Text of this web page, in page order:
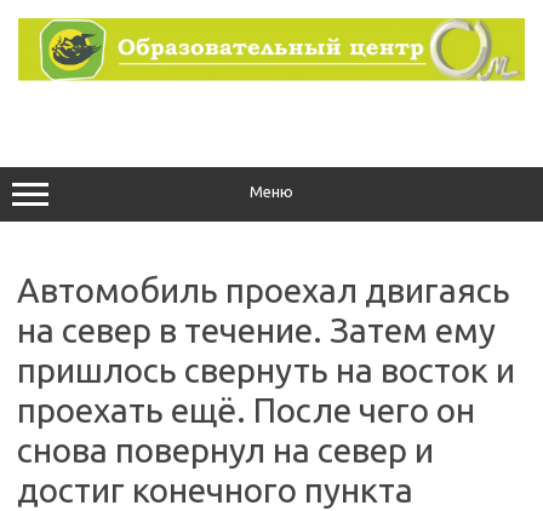
содержимому
Меню
Автомобиль проехал двигаясь
на север в течение. Затем ему
пришлось свернуть на восток и
проехать ещё. После чего он
снова повернул на север и
достиг конечного пункта